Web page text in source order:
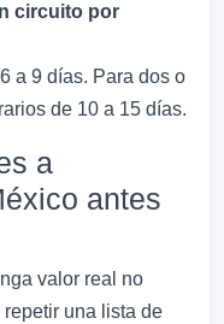
circuito por
a 9 días. Para dos o
de 10 a 15 días.
a
antes
valor real no
una lista de